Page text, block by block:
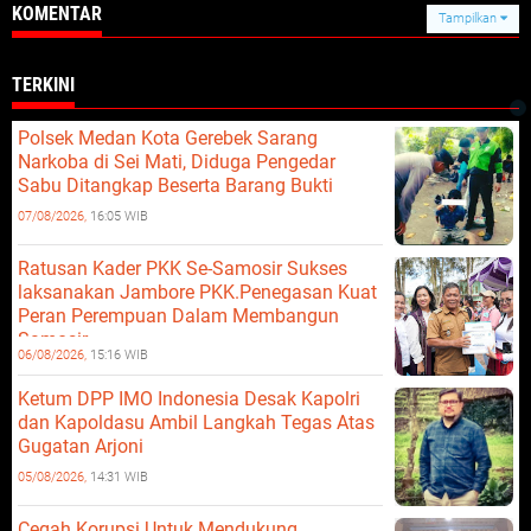
KOMENTAR Tampilkan
TERKINI
Polsek Medan Kota Gerebek Sarang
Narkoba di Sei Mati, Diduga Pengedar
Sabu Ditangkap Beserta Barang Bukti
07/08/2026, 16:05 WIB
Ratusan Kader PKK Se-Samosir Sukses
laksanakan Jambore PKK.Penegasan Kuat
Peran Perempuan Dalam Membangun
Samosir.
06/08/2026, 15:16 WIB
Ketum DPP IMO Indonesia Desak Kapolri
dan Kapoldasu Ambil Langkah Tegas Atas
Gugatan Arjoni
05/08/2026, 14:31 WIB